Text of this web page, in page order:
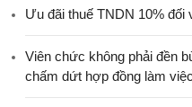
Ưu đãi thuế TNDN 10% đối
Viên chức không phải đền
chấm dứt hợp đồng làm